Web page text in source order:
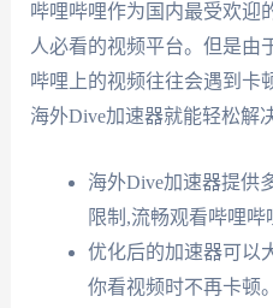
哔哩哔哩作为国内最受欢迎
人必看的视频平台。但是由
哔哩上的视频往往会遇到卡
海外Dive加速器就能轻松解
海外Dive加速器提供
限制,流畅观看哔哩哔
优化后的加速器可以
你看视频时不再卡顿。